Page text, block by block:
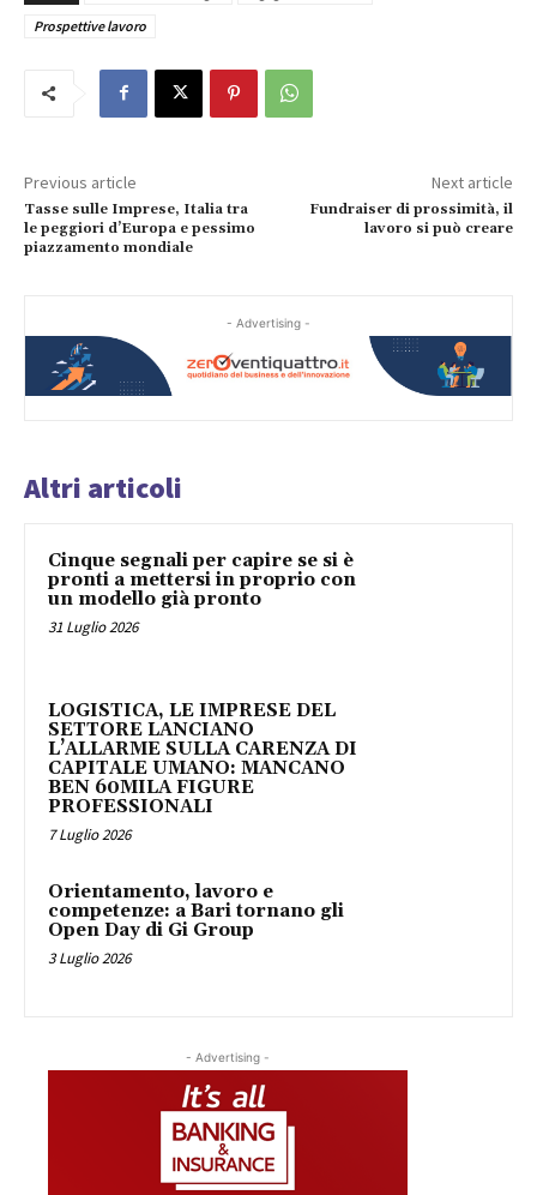
Prospettive lavoro
Previous article
Tasse sulle Imprese, Italia tra
le peggiori d’Europa e pessimo
piazzamento mondiale
Next article
Fundraiser di prossimità, il
lavoro si può creare
- Advertising -
Altri articoli
Cinque segnali per capire se si è
pronti a mettersi in proprio con
un modello già pronto
31 Luglio 2026
LOGISTICA, LE IMPRESE DEL
SETTORE LANCIANO
L’ALLARME SULLA CARENZA DI
CAPITALE UMANO: MANCANO
BEN 60MILA FIGURE
PROFESSIONALI
7 Luglio 2026
Orientamento, lavoro e
competenze: a Bari tornano gli
Open Day di Gi Group
3 Luglio 2026
- Advertising -